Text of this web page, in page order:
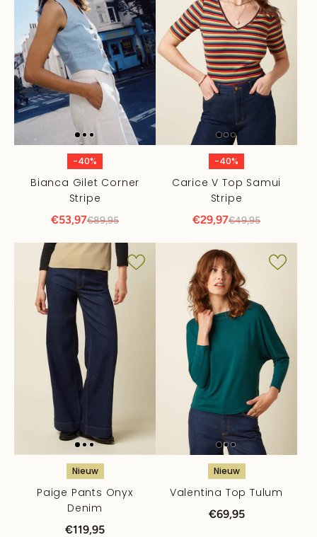
-40%
Bianca Gilet Corner
Stripe
€53,97€89,95
-40%
Carice V Top Samui
Stripe
€29,97€49,95
Nieuw
Paige Pants Onyx
Denim
€119,95
Nieuw
Valentina Top Tulum
€69,95